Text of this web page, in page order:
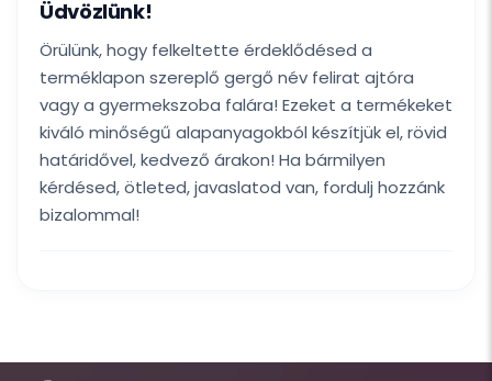
Üdvözlünk!
Örülünk, hogy felkeltette érdeklődésed a
terméklapon szereplő gergő név felirat ajtóra
vagy a gyermekszoba falára! Ezeket a termékeket
kiváló minőségű alapanyagokból készítjük el, rövid
határidővel, kedvező árakon! Ha bármilyen
kérdésed, ötleted, javaslatod van, fordulj hozzánk
bizalommal!